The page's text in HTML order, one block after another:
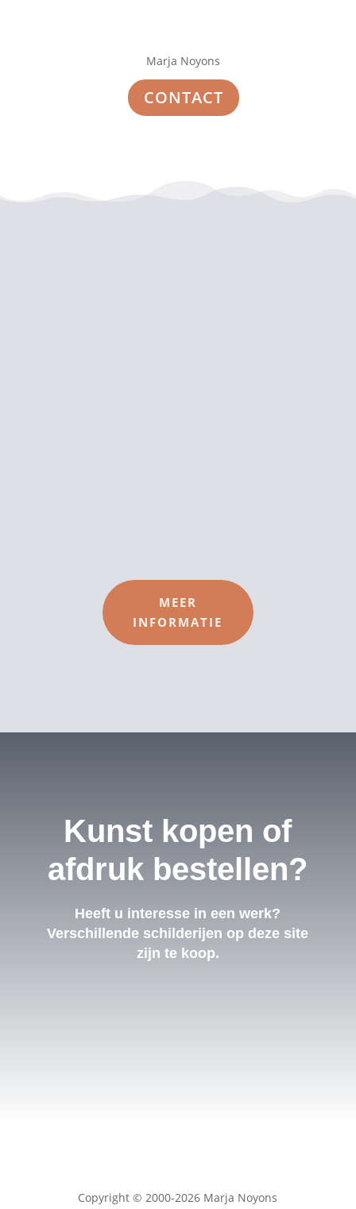
Marja Noyons
CONTACT
MEER
INFORMATIE
Kunst kopen of
afdruk bestellen?
Heeft u interesse in een werk?
Verschillende schilderijen op deze site
zijn te koop.
Copyright © 2000-2026 Marja Noyons